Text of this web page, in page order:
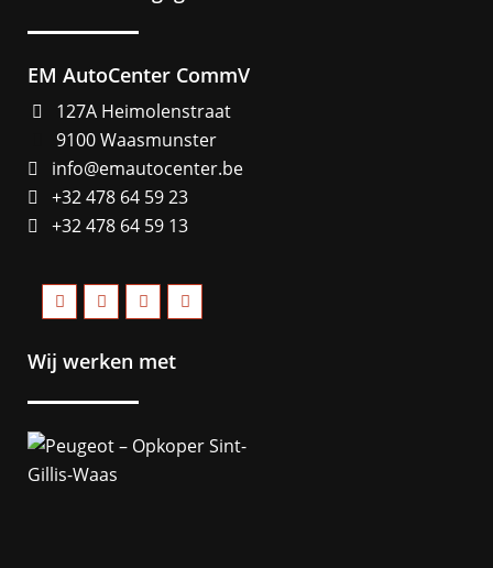
EM AutoCenter CommV
127A Heimolenstraat
9100 Waasmunster
info@emautocenter.be
+32 478 64 59 23
+32 478 64 59 13
Wij werken met